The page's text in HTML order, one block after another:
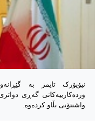
نیۆیۆرک تایمز بە
وردەکارییەکانی گەڕی
واشنتۆنی بڵاو کردەوە.